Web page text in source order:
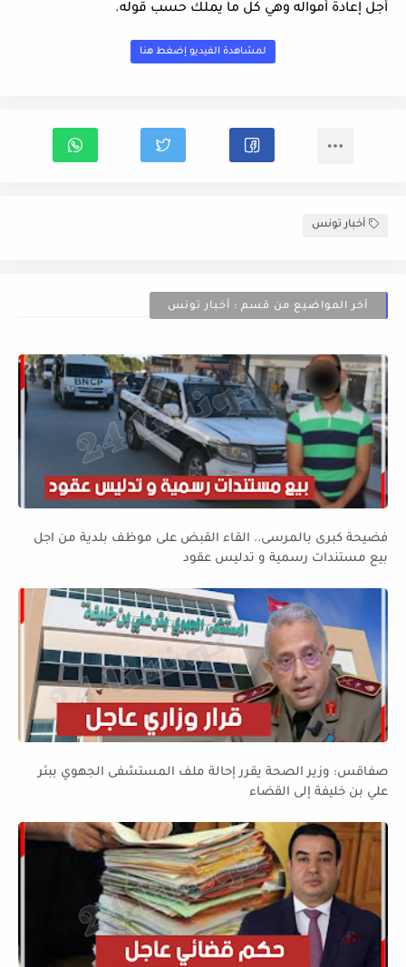
أجل إعادة أمواله وهي كل ما يملك حسب قوله.
لمشاهدة الفيديو إضغط هنا
أخبار تونس
أخر المواضيع من قسم : أخبار تونس
فضيحة كبرى بالمرسى.. القاء القبض على موظف بلدية من اجل
بيع مستندات رسمية و تدليس عقود
صفاقس: وزير الصحة يقرر إحالة ملف المستشفى الجهوي ببئر
علي بن خليفة إلى القضاء